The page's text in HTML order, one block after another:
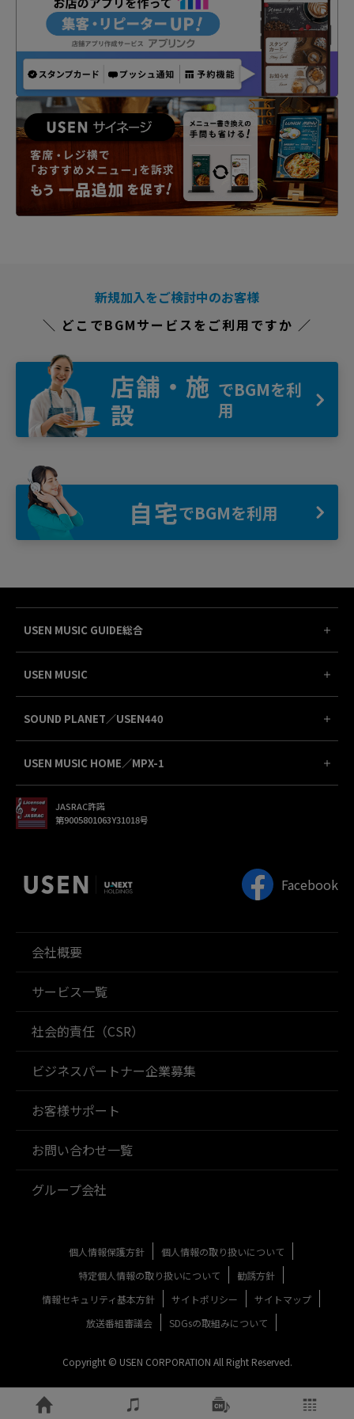
新規加入をご検討中のお客様
＼ どこでBGMサービスをご利用ですか ／
店舗・施
設
でBGMを利
用
自宅でBGMを利用
USEN MUSIC GUIDE総合
USEN MUSIC
SOUND PLANET／USEN440
USEN MUSIC HOME／MPX-1
JASRAC許諾
第9005801063Y31018号
Facebook
会社概要
サービス一覧
社会的責任（CSR）
ビジネスパートナー企業募集
お客様サポート
お問い合わせ一覧
グループ会社
個人情報保護方針
個人情報の取り扱いについて
特定個人情報の取り扱いについて
勧誘方針
情報セキュリティ基本方針
サイトポリシー
サイトマップ
放送番組審議会
SDGsの取組みについて
Copyright © USEN CORPORATION All Right Reserved.